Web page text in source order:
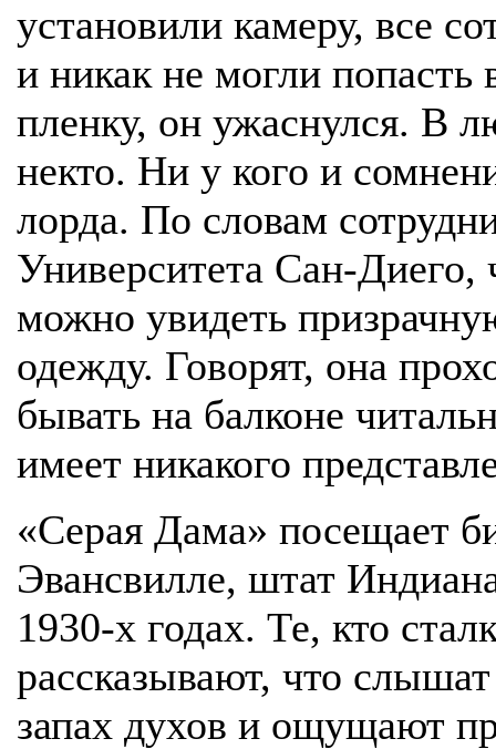
установили камеру, все
и никак не могли попасть
пленку, он ужаснулся. В
некто. Ни у кого и
лорда. По словам
Университета Сан-
можно увидеть
одежду. Говорят, она
бывать на балконе
имеет никакого
«Серая Дама» посещает
Эвансвилле, штат
1930-х годах. Те, кто
рассказывают, что
запах духов и ощущают